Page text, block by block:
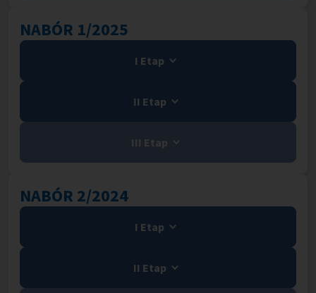
NABÓR 1/2025
I Etap
II Etap
III Etap
NABÓR 2/2024
I Etap
II Etap